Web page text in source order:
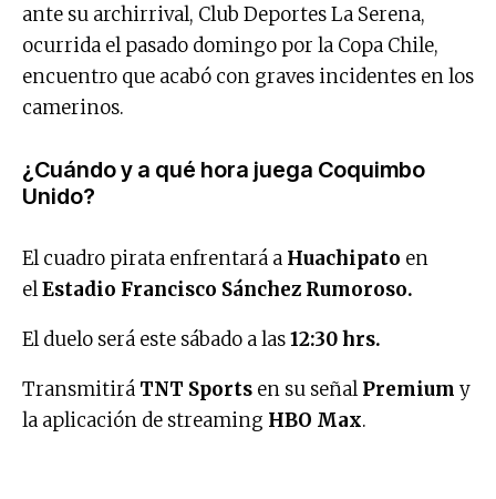
ante su archirrival, Club Deportes La Serena,
ocurrida el pasado domingo por la Copa Chile,
encuentro que acabó con graves incidentes en los
camerinos.
¿Cuándo y a qué hora juega Coquimbo
Unido?
El cuadro pirata enfrentará a Huachipato en
elEstadio Francisco Sánchez Rumoroso.
El duelo será este sábado a las12:30 hrs.
Transmitirá TNT Sports en su señalPremium y
la aplicación de streaming HBO Max.